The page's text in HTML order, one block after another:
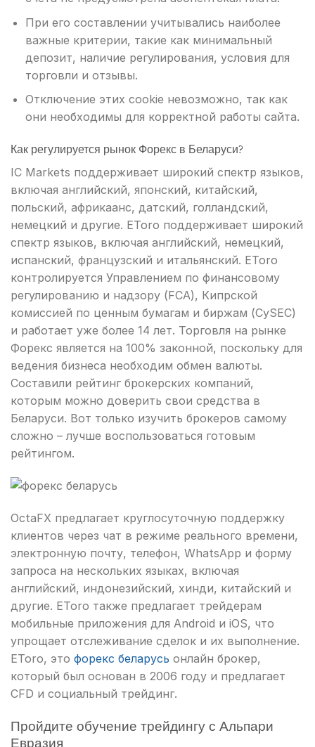
При его составлении учитывались наиболее
важные критерии, такие как минимальный
депозит, наличие регулирования, условия для
торговли и отзывы.
Отключение этих cookie невозможно, так как
они необходимы для корректной работы сайта.
Как регулируется рынок Форекс в Беларуси?
IC Markets поддерживает широкий спектр языков,
включая английский, японский, китайский,
польский, африкаанс, датский, голландский,
немецкий и другие. EToro поддерживает широкий
спектр языков, включая английский, немецкий,
испанский, французский и итальянский. EToro
контролируется Управлением по финансовому
регулированию и надзору (FCA), Кипрской
комиссией по ценным бумагам и биржам (CySEC)
и работает уже более 14 лет. Торговля на рынке
Форекс является на 100% законной, поскольку для
ведения бизнеса необходим обмен валюты.
Составили рейтинг брокерских компаний,
которым можно доверить свои средства в
Беларуси. Вот только изучить брокеров самому
сложно – лучше воспользоваться готовым
рейтингом.
OctaFX предлагает круглосуточную поддержку
клиентов через чат в режиме реального времени,
электронную почту, телефон, WhatsApp и форму
запроса на нескольких языках, включая
английский, индонезийский, хинди, китайский и
другие. EToro также предлагает трейдерам
мобильные приложения для Android и iOS, что
упрощает отслеживание сделок и их выполнение.
EToro, это форекс беларусь онлайн брокер,
который был основан в 2006 году и предлагает
CFD и социальный трейдинг.
Пройдите обучение трейдингу с Альпари
Евразия